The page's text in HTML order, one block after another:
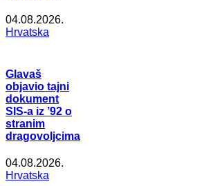
04.08.2026.
Hrvatska
Glavaš
objavio tajni
dokument
SIS-a iz ’92 o
stranim
dragovoljcima
04.08.2026.
Hrvatska